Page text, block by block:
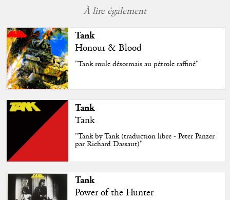
À lire également
Tank
Honour & Blood
"Tank roule désormais au pétrole raffiné"
Tank
Tank
"Tank by Tank (traduction libre - Peter Panzer
par Richard Dassaut)"
Tank
Power of the Hunter